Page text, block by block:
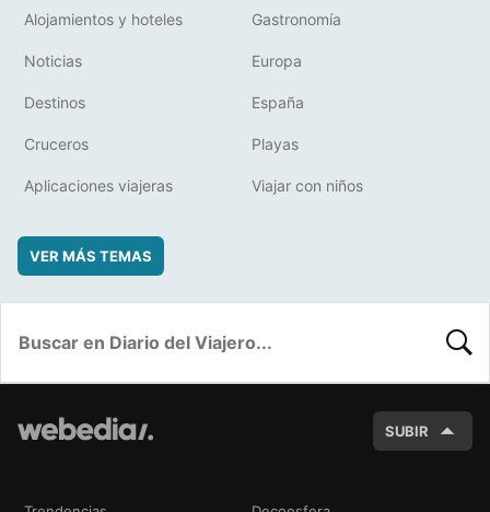
Alojamientos y hoteles Gastronomía
Noticias Europa
Destinos España
Cruceros Playas
Aplicaciones viajeras Viajar con niños
VER MÁS TEMAS
SUBIR